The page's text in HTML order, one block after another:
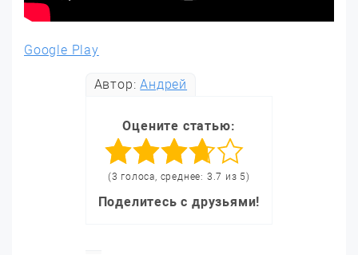
Google Play
Автор:Андрей
Оцените статью:
(3 голоса, среднее: 3.7 из 5)
Поделитесь с друзьями!